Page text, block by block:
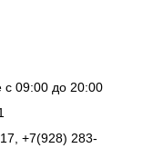
с 09:00 до 20:00
+7(928) 283-